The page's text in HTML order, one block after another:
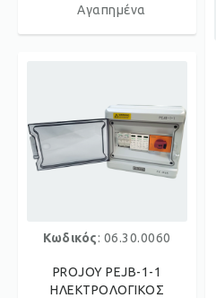
Αγαπημένα
Κωδικός: 06.30.0060
PROJOY PEJB-1-1
ΗΛΕΚΤΡΟΛΟΓΙΚΟΣ